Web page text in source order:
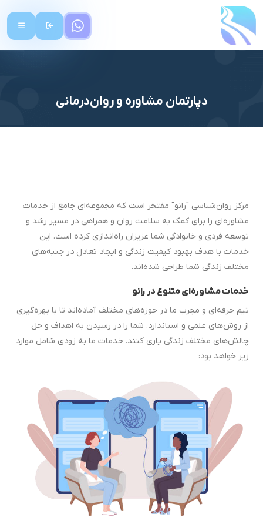
دپارتمان مشاوره و روان‌درمانی
مرکز روان‌شناسی "رانو" مفتخر است که مجموعه‌ای جامع از خدمات
مشاوره‌ای را برای کمک به سلامت روان و همراهی در مسیر رشد و
توسعه فردی و خانوادگی شما عزیزان راه‌اندازی کرده است. این
خدمات با هدف بهبود کیفیت زندگی و ایجاد تعادل در جنبه‌های
مختلف زندگی شما طراحی شده‌اند.
خدمات مشاوره‌ای متنوع در رانو
تیم حرفه‌ای و مجرب ما در حوزه‌های مختلف آماده‌اند تا با بهره‌گیری
از روش‌های علمی و استاندارد، شما را در رسیدن به اهداف و حل
چالش‌های مختلف زندگی یاری کنند. خدمات ما به زودی شامل موارد
زیر خواهد بود: